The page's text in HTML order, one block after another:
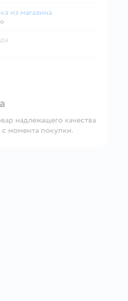
из магазина
надлежащего качества
момента покупки.